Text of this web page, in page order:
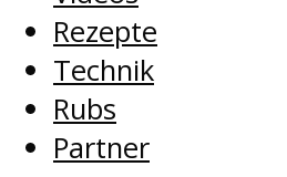
Rezepte
Technik
Rubs
Partner